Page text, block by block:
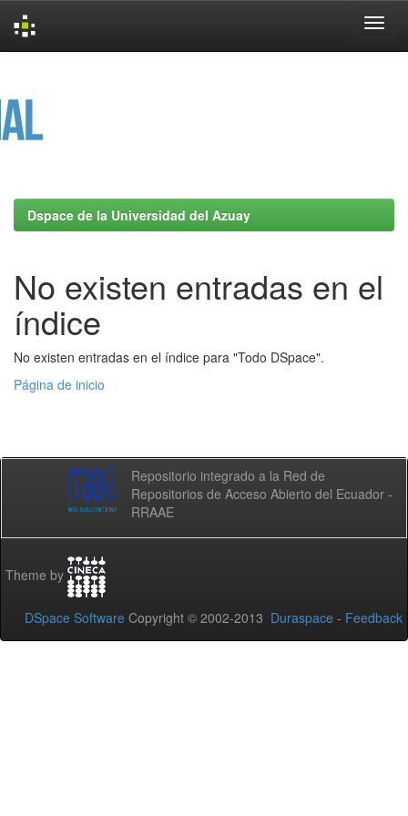
Dspace de la Universidad del Azuay
No existen entradas en el
índice
No existen entradas en el índice para "Todo DSpace".
Página de inicio
Repositorio integrado a la Red de
Repositorios de Acceso Abierto del Ecuador -
RRAAE
Theme by
DSpace Software Copyright © 2002-2013 Duraspace - Feedback